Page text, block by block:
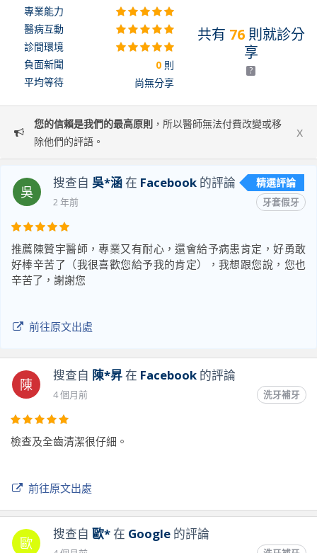
共有 76則就診分
享
?
專業能力
醫病互動
診間環境
負面新聞
0 則
平均等待
尚無分享
您的信賴是我們的最高原則 ，所以醫師無法付費改變或移
除他們的評語。
x
吳
搜查自 吳*涵在 Facebook 的評論 精選評論
2 年前 牙套假牙
推薦陳贊宇醫師，專業又有耐心，還會給予病患肯定，好勇敢
好棒辛苦了（我很喜歡您給予我的肯定），我想跟您說，您也
辛苦了，謝謝您
前往原文出處
陳
搜查自 陳*昇在 Facebook的評論
4 個月前 洗牙補牙
檢查及全齒清潔很仔細。
前往原文出處
歐
搜查自 歐*在 Google的評論